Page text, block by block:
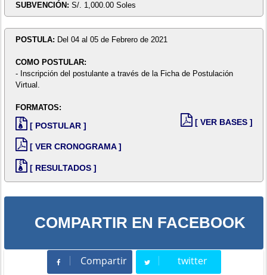
SUBVENCIÓN: S/. 1,000.00 Soles
POSTULA: Del 04 al 05 de Febrero de 2021
COMO POSTULAR:
- Inscripción del postulante a través de la Ficha de Postulación
Virtual.
FORMATOS:
[ POSTULAR ]
[ VER CRONOGRAMA ]
[ RESULTADOS ]
[ VER BASES ]
COMPARTIR EN FACEBOOK
Compartir
Compartir twitter
Tweet